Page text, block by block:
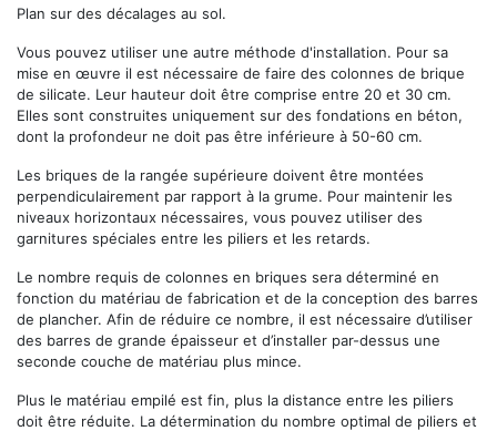
Plan sur des décalages au sol.
Vous pouvez utiliser une autre méthode d'installation. Pour sa
mise en œuvre il est nécessaire de faire des colonnes de brique
de silicate. Leur hauteur doit être comprise entre 20 et 30 cm.
Elles sont construites uniquement sur des fondations en béton,
dont la profondeur ne doit pas être inférieure à 50-60 cm.
Les briques de la rangée supérieure doivent être montées
perpendiculairement par rapport à la grume. Pour maintenir les
niveaux horizontaux nécessaires, vous pouvez utiliser des
garnitures spéciales entre les piliers et les retards.
Le nombre requis de colonnes en briques sera déterminé en
fonction du matériau de fabrication et de la conception des barres
de plancher. Afin de réduire ce nombre, il est nécessaire d’utiliser
des barres de grande épaisseur et d’installer par-dessus une
seconde couche de matériau plus mince.
Plus le matériau empilé est fin, plus la distance entre les piliers
doit être réduite. La détermination du nombre optimal de piliers et